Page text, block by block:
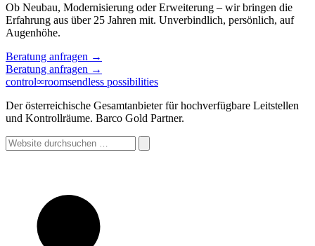
Ob Neubau, Modernisierung oder Erweiterung – wir bringen die
Erfahrung aus über 25 Jahren mit. Unverbindlich, persönlich, auf
Augenhöhe.
Beratung anfragen →
Beratung anfragen →
control∞roomsendless possibilities
Der österreichische Gesamtanbieter für hochverfügbare Leitstellen
und Kontrollräume. Barco Gold Partner.
Website
durchsuchen